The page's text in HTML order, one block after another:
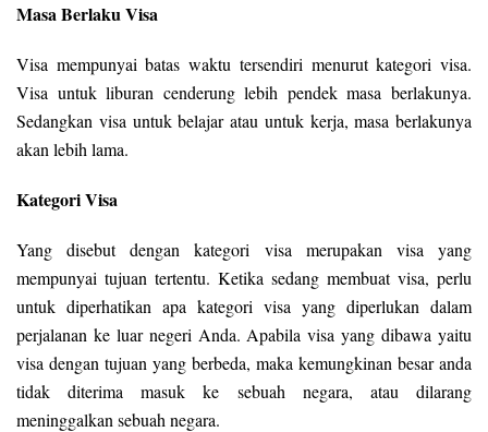
Masa Berlaku Visa
Visa mempunyai batas waktu tersendiri menurut kategori visa.
Visa untuk liburan cenderung lebih pendek masa berlakunya.
Sedangkan visa untuk belajar atau untuk kerja, masa berlakunya
akan lebih lama.
Kategori Visa
Yang disebut dengan kategori visa merupakan visa yang
mempunyai tujuan tertentu. Ketika sedang membuat visa, perlu
untuk diperhatikan apa kategori visa yang diperlukan dalam
perjalanan ke luar negeri Anda. Apabila visa yang dibawa yaitu
visa dengan tujuan yang berbeda, maka kemungkinan besar anda
tidak diterima masuk ke sebuah negara, atau dilarang
meninggalkan sebuah negara.